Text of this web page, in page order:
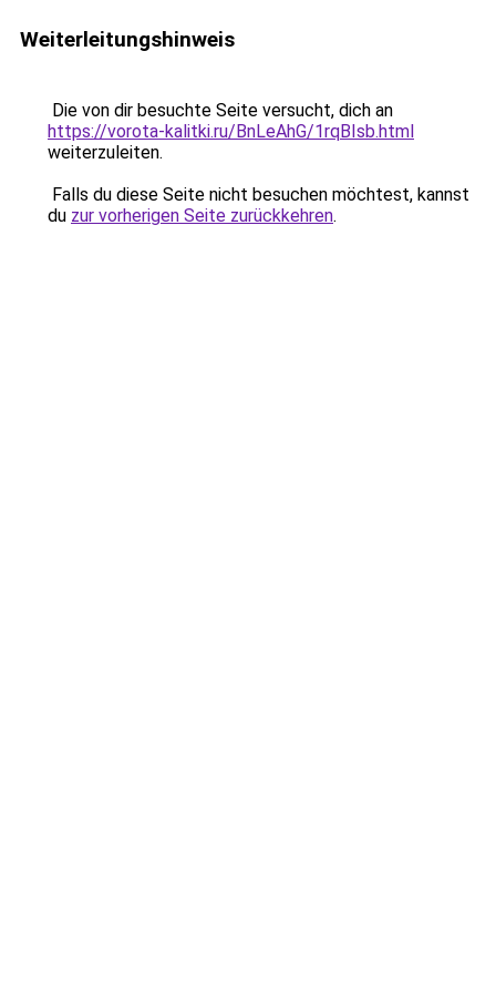
Weiterleitungshinweis
Die von dir besuchte Seite versucht, dich an
https://vorota-kalitki.ru/BnLeAhG/1rqBIsb.html
weiterzuleiten.
Falls du diese Seite nicht besuchen möchtest, kannst
du zur vorherigen Seite zurückkehren.